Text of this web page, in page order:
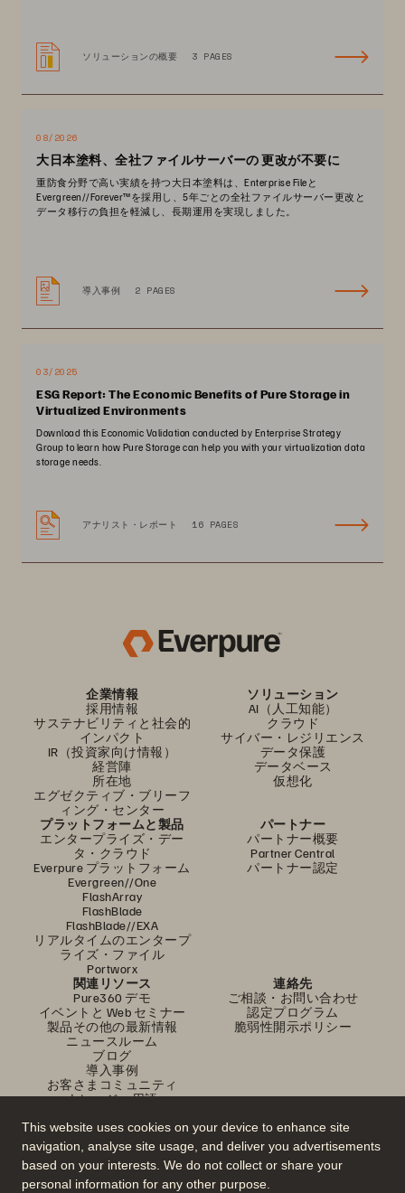
This website uses cookies on your device to enhance site
navigation, analyse site usage, and deliver you advertisements
based on your interests. We do not collect or share your
personal information for any other purpose.
ソリューションの概要 3 PAGES
08/2026
大日本塗料、全社ファイルサーバーの 更改が不要に
重防食分野で高い実績を持つ大日本塗料は、Enterprise Fileと
Evergreen//Forever™を採用し、5年ごとの全社ファイルサーバー更改と
データ移行の負担を軽減し、長期運用を実現しました。
導入事例 2 PAGES
03/2025
ESG Report: The Economic Benefits of Pure Storage in
Virtualized Environments
Download this Economic Validation conducted by Enterprise Strategy
Group to learn how Pure Storage can help you with your virtualization data
storage needs.
アナリスト・レポート 16 PAGES
企業情報
採用情報
サステナビリティと社会的
インパクト
IR（投資家向け情報）
経営陣
所在地
エグゼクティブ・ブリーフ
ィング・センター
ソリューション
AI（人工知能）
クラウド
サイバー・レジリエンス
データ保護
データベース
仮想化
プラットフォームと製品
エンタープライズ・デー
タ・クラウド
Everpure プラットフォーム
Evergreen//One
FlashArray
FlashBlade
FlashBlade//EXA
リアルタイムのエンタープ
ライズ・ファイル
Portworx
パートナー
パートナー概要
Partner Central
パートナー認定
関連リソース
Pure360 デモ
イベントと Web セミナー
製品その他の最新情報
ニュースルーム
ブログ
導入事例
お客さまコミュニティ
ナレッジ・用語
連絡先
ご相談・お問い合わせ
認定プログラム
脆弱性開示ポリシー
公式 SNS
是非フォローをお願いします！